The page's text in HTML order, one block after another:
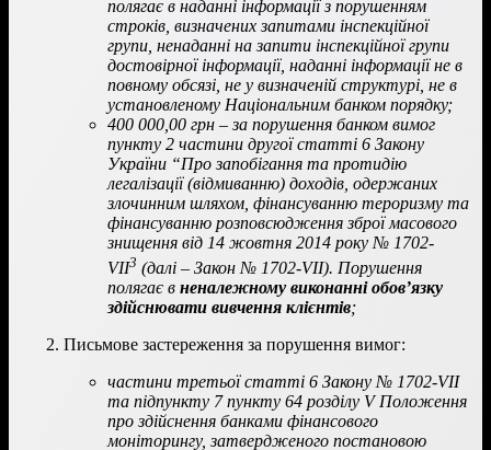
полягає в наданні інформації з порушенням
строків, визначених запитами інспекційної
групи, ненаданні на запити інспекційної групи
достовірної інформації, наданні інформації не в
повному обсязі, не у визначеній структурі, не в
установленому Національним банком порядку;
400 000,00 грн – за порушення банком вимог
пункту 2 частини другої статті 6 Закону
України “Про запобігання та протидію
легалізації (відмиванню) доходів, одержаних
злочинним шляхом, фінансуванню тероризму та
фінансуванню розповсюдження зброї масового
знищення від 14 жовтня 2014 року № 1702-
VII3 (далі – Закон № 1702-VII). Порушення
полягає в неналежному виконанні обов’язку
здійснювати вивчення клієнтів;
Письмове застереження за порушення вимог:
частини третьої статті 6 Закону № 1702-VII
та підпункту 7 пункту 64 розділу V Положення
про здійснення банками фінансового
моніторингу, затвердженого постановою